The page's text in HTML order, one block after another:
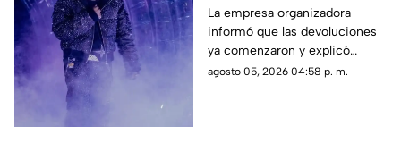
Querétaro ya tiene
fecha; esto debes hacer
La empresa organizadora
informó que las devoluciones
ya comenzaron y explicó
cuánto tiempo podría tardar el
agosto 05, 2026 04:58 p. m.